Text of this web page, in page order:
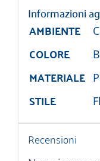
Informazioni
AMBIENTE
COLORE
MATERIALE
STILE
Recensioni